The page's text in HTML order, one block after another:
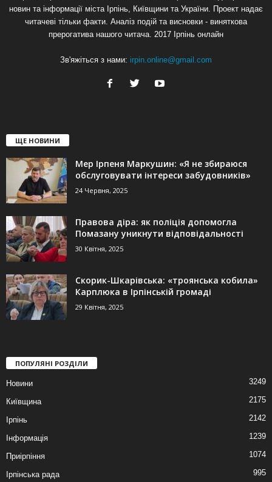
новин та інформації міста Ірпінь, Київщини та України. Проект надає
читачеві тільки факти. Аналіз подій та висновки - виняткова
прерогатива нашого читача. 2017 Ірпінь онлайн
Зв'яжіться з нами: irpin.online@gmail.com
ЩЕ НОВИНИ
Мер Ірпеня Маркушин: «Я не збираюся
обслуговувати інтереси забудовників»
24 Червня, 2025
Правова діра: як поліція допомогла
Помазану уникнути відповідальності
30 Квітня, 2025
Скорик-Шкарівська: «троянська кобила»
Карплюка в Ірпінській громаді
29 Квітня, 2025
ПОПУЛЯНІ РОЗДІЛИ
Новини 3249
Київщина 2175
Ірпінь 2142
Інформація 1239
Приірпіння 1074
Ірпінська рада 995